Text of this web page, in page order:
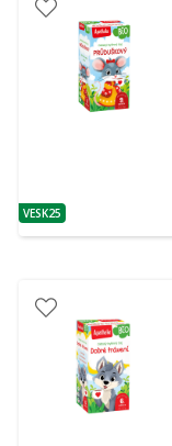
patarimas
VESK25